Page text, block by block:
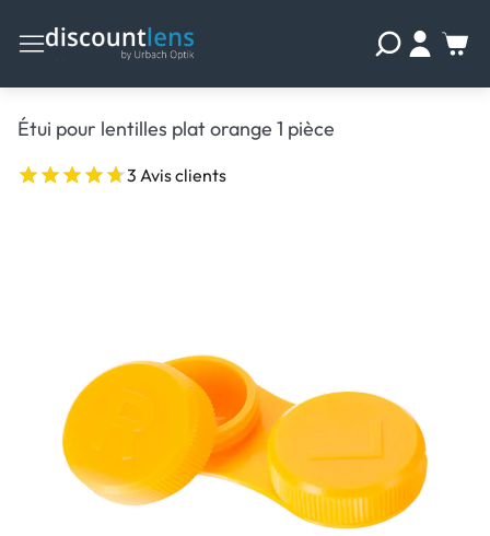
Étui pour lentilles plat orange 1 pièce
3 Avis clients